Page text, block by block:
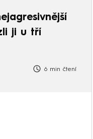
ji u tří
6 min čtení